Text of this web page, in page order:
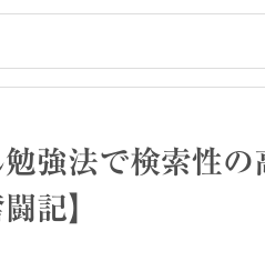
強法で検索性
記】